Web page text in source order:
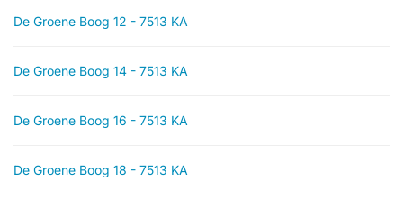
De Groene Boog 12 - 7513 KA
De Groene Boog 14 - 7513 KA
De Groene Boog 16 - 7513 KA
De Groene Boog 18 - 7513 KA